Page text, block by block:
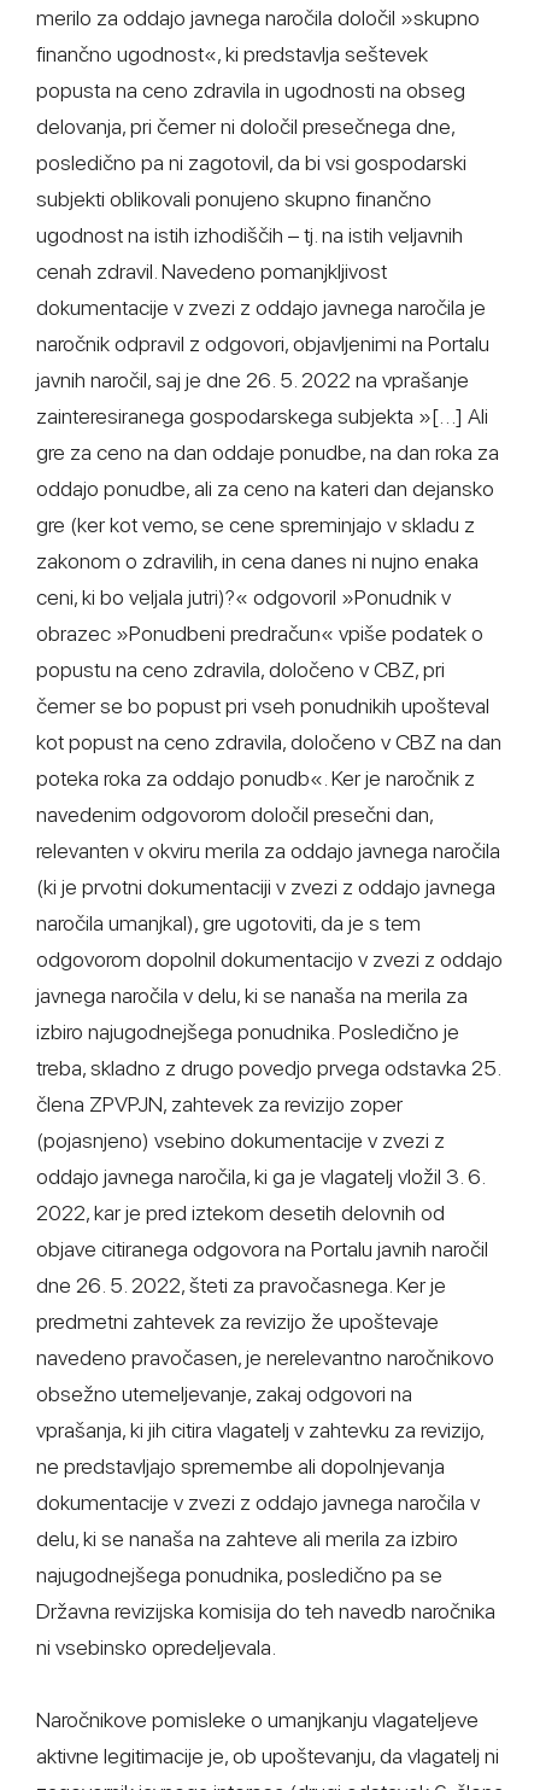
merilo za oddajo javnega naročila določil »skupno
finančno ugodnost«, ki predstavlja seštevek
popusta na ceno zdravila in ugodnosti na obseg
delovanja, pri čemer ni določil presečnega dne,
posledično pa ni zagotovil, da bi vsi gospodarski
subjekti oblikovali ponujeno skupno finančno
ugodnost na istih izhodiščih – tj. na istih veljavnih
cenah zdravil. Navedeno pomanjkljivost
dokumentacije v zvezi z oddajo javnega naročila je
naročnik odpravil z odgovori, objavljenimi na Portalu
javnih naročil, saj je dne 26. 5. 2022 na vprašanje
zainteresiranega gospodarskega subjekta »[…] Ali
gre za ceno na dan oddaje ponudbe, na dan roka za
oddajo ponudbe, ali za ceno na kateri dan dejansko
gre (ker kot vemo, se cene spreminjajo v skladu z
zakonom o zdravilih, in cena danes ni nujno enaka
ceni, ki bo veljala jutri)?« odgovoril »Ponudnik v
obrazec »Ponudbeni predračun« vpiše podatek o
popustu na ceno zdravila, določeno v CBZ, pri
čemer se bo popust pri vseh ponudnikih upošteval
kot popust na ceno zdravila, določeno v CBZ na dan
poteka roka za oddajo ponudb«. Ker je naročnik z
navedenim odgovorom določil presečni dan,
relevanten v okviru merila za oddajo javnega naročila
(ki je prvotni dokumentaciji v zvezi z oddajo javnega
naročila umanjkal), gre ugotoviti, da je s tem
odgovorom dopolnil dokumentacijo v zvezi z oddajo
javnega naročila v delu, ki se nanaša na merila za
izbiro najugodnejšega ponudnika. Posledično je
treba, skladno z drugo povedjo prvega odstavka 25.
člena ZPVPJN, zahtevek za revizijo zoper
(pojasnjeno) vsebino dokumentacije v zvezi z
oddajo javnega naročila, ki ga je vlagatelj vložil 3. 6.
2022, kar je pred iztekom desetih delovnih od
objave citiranega odgovora na Portalu javnih naročil
dne 26. 5. 2022, šteti za pravočasnega. Ker je
predmetni zahtevek za revizijo že upoštevaje
navedeno pravočasen, je nerelevantno naročnikovo
obsežno utemeljevanje, zakaj odgovori na
vprašanja, ki jih citira vlagatelj v zahtevku za revizijo,
ne predstavljajo spremembe ali dopolnjevanja
dokumentacije v zvezi z oddajo javnega naročila v
delu, ki se nanaša na zahteve ali merila za izbiro
najugodnejšega ponudnika, posledično pa se
Državna revizijska komisija do teh navedb naročnika
ni vsebinsko opredeljevala.
Naročnikove pomisleke o umanjkanju vlagateljeve
aktivne legitimacije je, ob upoštevanju, da vlagatelj ni